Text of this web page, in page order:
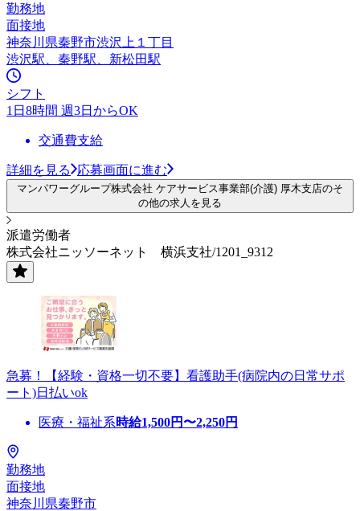
勤務地
面接地
神奈川県秦野市渋沢上１丁目
渋沢駅、秦野駅、新松田駅
シフト
1日8時間 週3日からOK
交通費支給
詳細を見る 応募画面に進む
マンパワーグループ株式会社 ケアサービス事業部(介護) 厚木支店のそ
の他の求人を見る
派遣労働者
株式会社ニッソーネット 横浜支社/1201_9312
急募！【経験・資格一切不要】看護助手(病院内の日常サポ
ート)日払いok
医療・福祉系時給1,500円〜2,250円
勤務地
面接地
神奈川県秦野市